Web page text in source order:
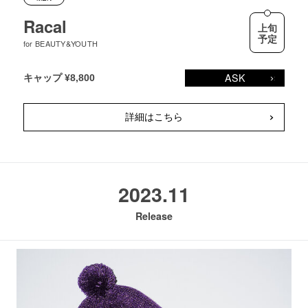
Racal
for BEAUTY&YOUTH
上旬
予定
キャップ ¥8,800 ASK
詳細はこちら
2023.11
Release